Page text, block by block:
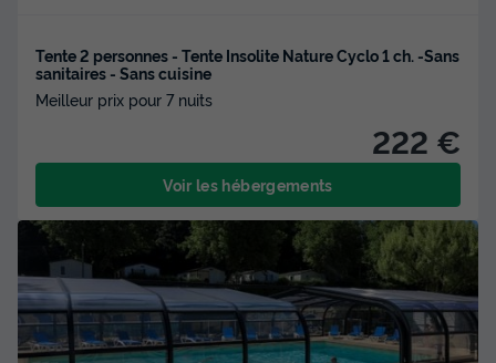
Tente 2 personnes - Tente Insolite Nature Cyclo 1 ch. -Sans
sanitaires - Sans cuisine
Meilleur prix pour 7 nuits
222 €
Voir les hébergements